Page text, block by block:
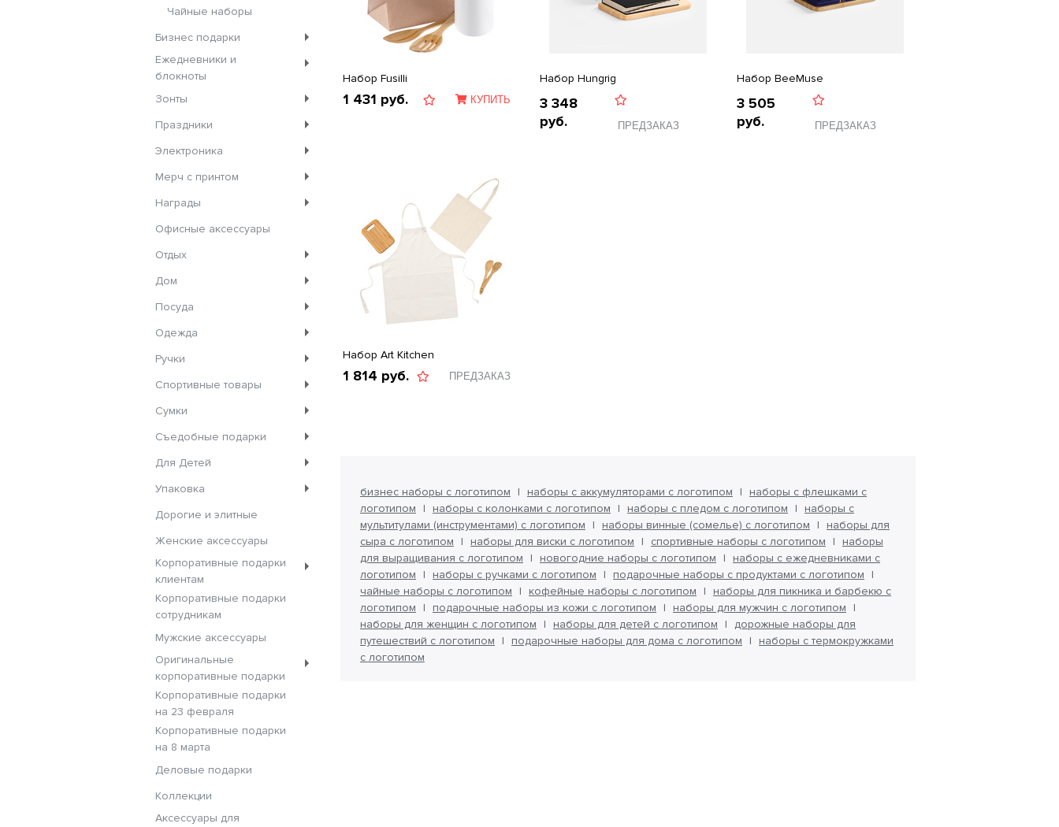
Чайные наборы
Бизнес подарки
Ежедневники и
блокноты
Зонты
Праздники
Электроника
Мерч с принтом
Награды
Офисные аксессуары
Отдых
Дом
Посуда
Одежда
Ручки
Спортивные товары
Сумки
Съедобные подарки
Для Детей
Упаковка
Дорогие и элитные
Женские аксессуары
Корпоративные подарки
клиентам
Корпоративные подарки
сотрудникам
Мужские аксессуары
Оригинальные
корпоративные подарки
Корпоративные подарки
на 23 февраля
Корпоративные подарки
на 8 марта
Деловые подарки
Коллекции
Аксессуары для
Набор Fusilli
1 431 руб. КУПИТЬ
Набор Hungrig
3 348
руб.
ПРЕДЗАКАЗ
Набор BeeMuse
3 505
руб.
ПРЕДЗАКАЗ
Набор Art Kitchen
1 814 руб. ПРЕДЗАКАЗ
бизнес наборы с логотипом наборы с аккумуляторами с логотипом
наборы с флешками с
логотипом
наборы с колонками с логотипом наборы с пледом с логотипом
наборы с
мультитулами (инструментами) с логотипом
наборы винные (сомелье) с логотипом
наборы для
сыра с логотипом
наборы для виски с логотипом спортивные наборы с логотипом
наборы
для выращивания с логотипом
новогодние наборы с логотипом
наборы с ежедневниками с
логотипом
наборы с ручками с логотипом
подарочные наборы с продуктами с логотипом
чайные наборы с логотипом
кофейные наборы с логотипом
наборы для пикника и барбекю с
логотипом
подарочные наборы из кожи с логотипом
наборы для мужчин с логотипом
наборы для женщин с логотипом
наборы для детей с логотипом
дорожные наборы для
путешествий с логотипом
подарочные наборы для дома с логотипом
наборы с термокружками
с логотипом